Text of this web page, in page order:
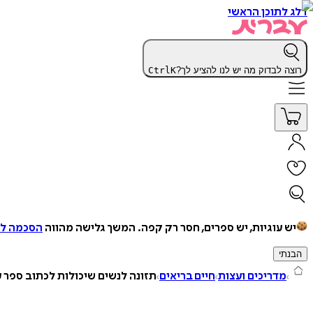
דלג לתוכן הראשי
רוצה לבדוק מה יש לנו להציע לך? CtrlK
יש עוגיות, יש ספרים, חסר רק קפה. המשך גלישה מהווה הסכמה
הבנתי
מדריכים ועצות חיים בריאים תזונה לנשים שיכולות לכתוב ספר